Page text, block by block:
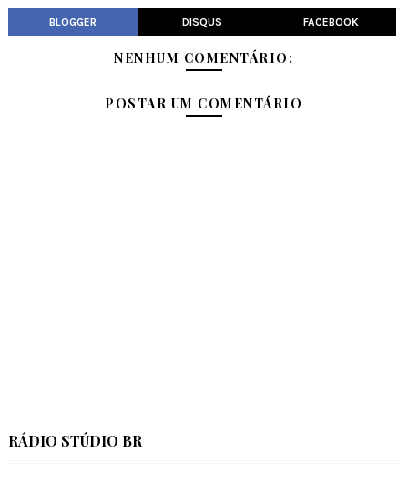
BLOGGER DISQUS FACEBOOK
NENHUM COMENTÁRIO:
POSTAR UM COMENTÁRIO
RÁDIO STÚDIO BR